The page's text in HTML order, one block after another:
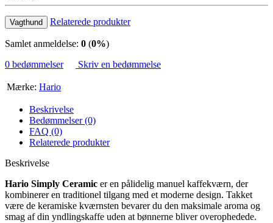
Vagthund Relaterede produkter
Samlet anmeldelse: 0 (0%)
0 bedømmelser
Skriv en bedømmelse
Mærke: Hario
Beskrivelse
Bedømmelser (0)
FAQ (0)
Relaterede produkter
Beskrivelse
Hario Simply Ceramic er en pålidelig manuel kaffekværn, der
kombinerer en traditionel tilgang med et moderne design. Takket
være de keramiske kværnsten bevarer du den maksimale aroma og
smag af din yndlingskaffe uden at bønnerne bliver overophedede.